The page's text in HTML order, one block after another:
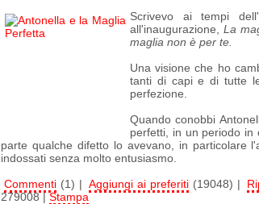
Scrivevo ai tempi
all'inaugurazione,La
maglia non è per te.
Una visione che ho
tanti di capi e di tutte
perfezione.
Quando conobbi
perfetti, in un periodo in
parte qualche difetto lo avevano, in particolare
indossati senza molto entusiasmo.
Commenti (1) | Aggiungi ai preferiti(19048) |
279008 |Stampa